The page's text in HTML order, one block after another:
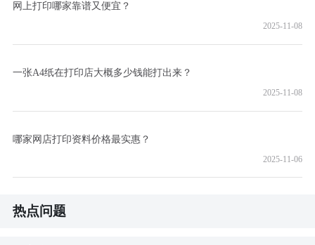
网上打印哪家靠谱又便宜？
2025-11-08
一张A4纸在打印店大概多少钱能打出来？
2025-11-08
哪家网店打印资料价格最实惠？
2025-11-06
热点问题